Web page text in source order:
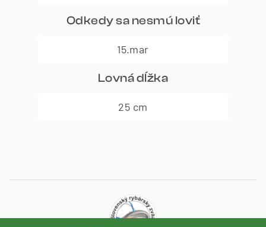
Odkedy sa nesmú loviť
15.mar
Lovná dĺžka
25 cm